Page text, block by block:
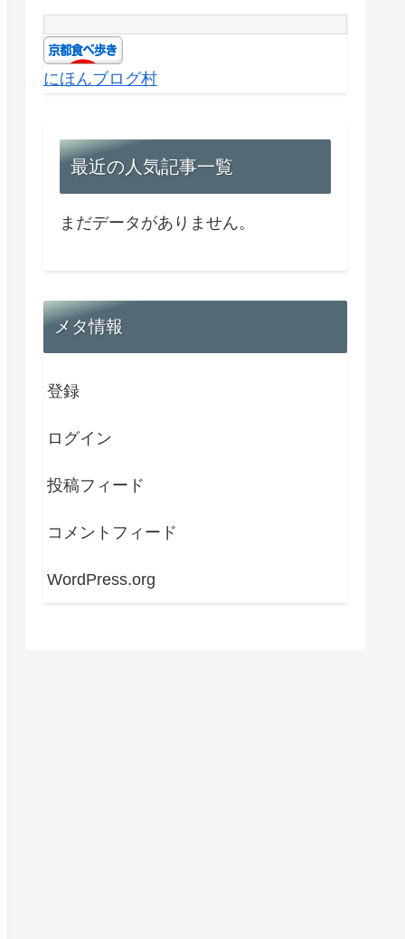
にほんブログ村
最近の人気記事一覧
まだデータがありません。
メタ情報
登録
ログイン
投稿フィード
コメントフィード
WordPress.org